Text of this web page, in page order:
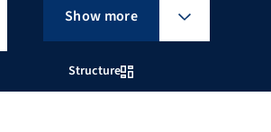
Structure
Show more